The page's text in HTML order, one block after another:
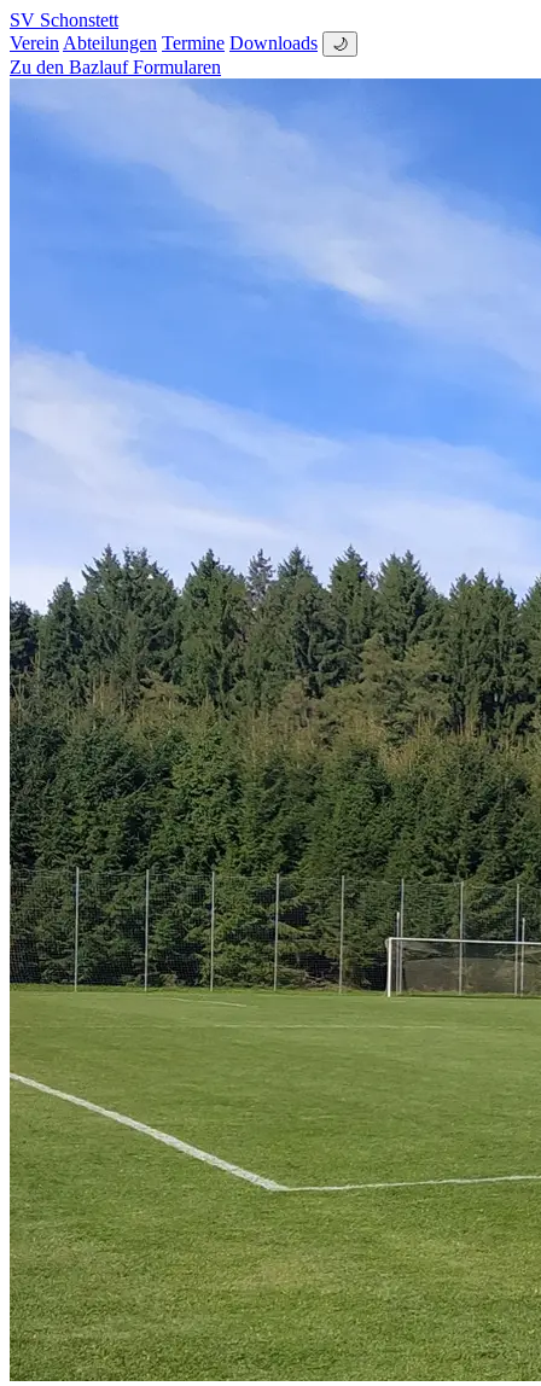
SV Schonstett
Verein Abteilungen Termine Downloads 🌙
Zu den Bazlauf Formularen